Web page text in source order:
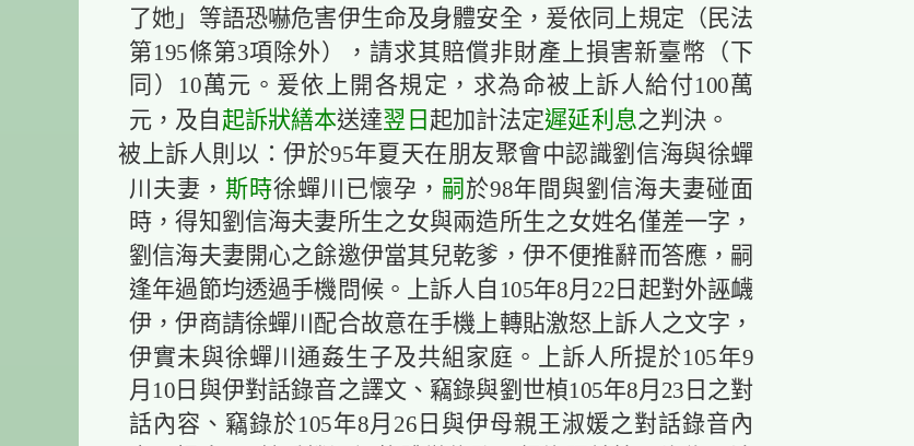
了她」等語恐嚇危害伊生命及身體安全，爰依同上規定（民法
第195條第3項除外），請求其賠償非財產上損害新臺幣（下
同）10萬元。爰依上開各規定，求為命被上訴人給付100萬
元，及自 起訴狀繕本送達翌日 起加計法定遲延利息之判決。
被上訴人則以：伊於95年夏天在朋友聚會中認識劉信海與徐蟬
川夫妻，斯時徐蟬川已懷孕， 嗣 於98年間與劉信海夫妻碰面
時，得知劉信海夫妻所生之女與兩造所生之女姓名僅差一字，
劉信海夫妻開心之餘邀伊當其兒乾爹，伊不便推辭而答應，嗣
逢年過節均透過手機問候。上訴人自105年8月22日起對外誣衊
伊，伊商請徐蟬川配合故意在手機上轉貼激怒上訴人之文字，
伊實未與徐蟬川通姦生子及共組家庭。上訴人所提於105年9
月10日與伊對話錄音之譯文、竊錄與劉世楨105年8月23日之對
話內容、竊錄於105年8月26日與伊母親王淑媛之對話錄音內